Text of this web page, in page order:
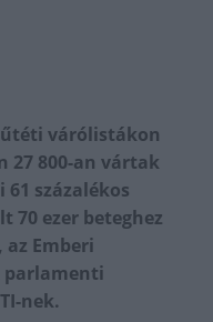
várólistákon
27 800-an vártak
százalékos
70 ezer beteghez
Emberi
parlamenti
nek.